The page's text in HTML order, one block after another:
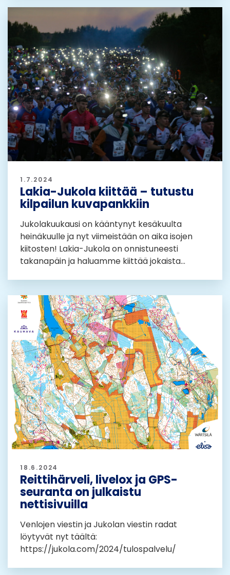
1.7.2024
Lakia-Jukola kiittää – tutustu
kilpailun kuvapankkiin
Jukolakuukausi on kääntynyt kesäkuulta
heinäkuulle ja nyt viimeistään on aika isojen
kiitosten! Lakia-Jukola on onnistuneesti
takanapäin ja haluamme kiittää jokaista...
18.6.2024
Reittihärveli, livelox ja GPS-
seuranta on julkaistu
nettisivuilla
Venlojen viestin ja Jukolan viestin radat
löytyvät nyt täältä:
https://jukola.com/2024/tulospalvelu/